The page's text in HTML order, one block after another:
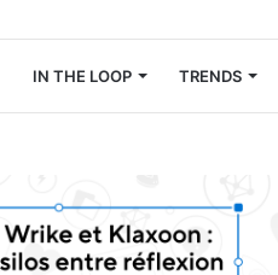
IN THE LOOP TRENDS